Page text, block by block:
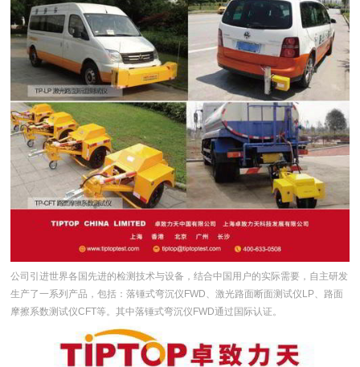
公司引进世界各国先进的检测技术与设备，结合中国用户的实际需要，自主研发
生产了一系列产品，包括：落锤式弯沉仪FWD、激光路面断面测试仪LP、路面
摩擦系数测试仪CFT等。其中落锤式弯沉仪FWD通过国际认证。